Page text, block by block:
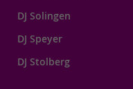
DJ Solingen
DJ Speyer
DJ Stolberg